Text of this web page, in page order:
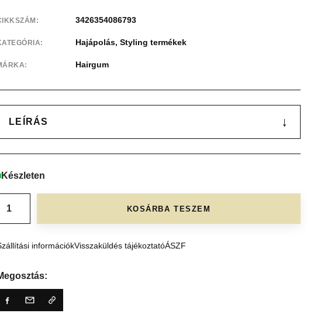
3426354086793
Hajápolás, Styling termékek
Hairgum
LEÍRÁS ↓
Készleten
KOSÁRBA TESZEM
információkVisszaküldés tájékoztatóÁSZF